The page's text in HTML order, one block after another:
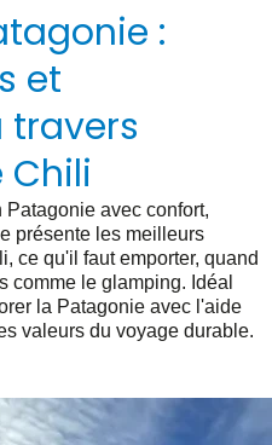
:
et
Chili
Patagonie avec confort,
présente les meilleurs
ce qu'il faut emporter, quand
comme le glamping. Idéal
la Patagonie avec l'aide
valeurs du voyage durable.